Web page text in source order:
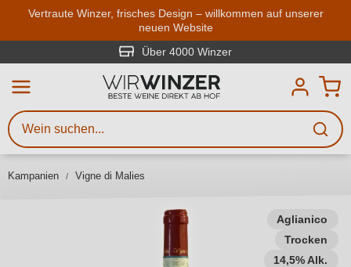
Zum Hauptinhalt springen
Vertraute Winzer, frisches Design – willkommen auf unserer
neuen Website
Über 4000 Winzer
Kampanien Vigne di Malies
Aglianico
Trocken
14,5% Alk.
Weinsuche
Mindestens 3 Zeichen eingeben
Beschreiben Sie, welchen Wein
Sie suchen – ob nach Geschmack,